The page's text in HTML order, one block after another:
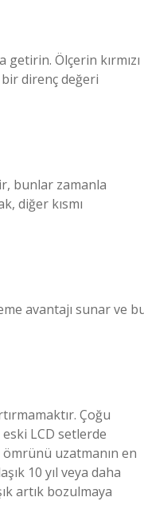
getirin. Ölçerin kırmızı
direnç değeri
bunlar zamanla
diğer kısmı
avantajı sunar ve
Çoğu
eski LCD setlerde
ömrünü uzatmanın en
10 yıl veya daha
artık bozulmaya